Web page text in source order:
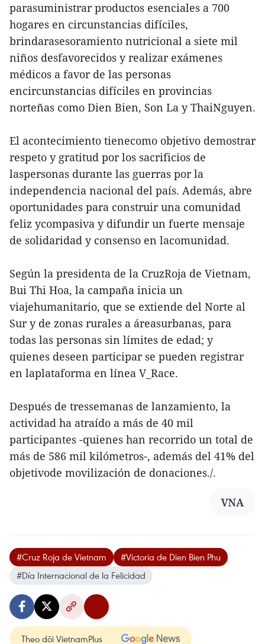
parasuministrar productos esenciales a 700
hogares en circunstancias difíciles,
brindarasesoramiento nutricional a siete mil
niños desfavorecidos y realizar exámenes
médicos a favor de las personas
encircunstancias difíciles en provincias
norteñas como Dien Bien, Son La y ThaiNguyen.
El acontecimiento tienecomo objetivo demostrar
respeto y gratitud por los sacrificios de
laspersonas durante las guerras por la
independencia nacional del país. Además, abre
oportunidades para construir una comunidad
feliz ycompasiva y difundir un fuerte mensaje
de solidaridad y consenso en lacomunidad.
Según la presidenta de la CruzRoja de Vietnam,
Bui Thi Hoa, la campaña inicia un
viajehumanitario, que se extiende del Norte al
Sur y de zonas rurales a áreasurbanas, para
todas las personas sin límites de edad; y
quienes deseen participar se pueden registrar
en laplataforma en línea V_Race.
Después de tressemanas de lanzamiento, la
actividad ha atraído a más de 40 mil
participantes -quienes han recorrido un total de
más de 586 mil kilómetros-, además del 41% del
objetivode movilización de donaciones./.
VNA
#Cruz Roja de Vietnam
#Victoria de Dien Bien Phu
#Día Internacional de la Felicidad
Theo dõi VietnamPlus